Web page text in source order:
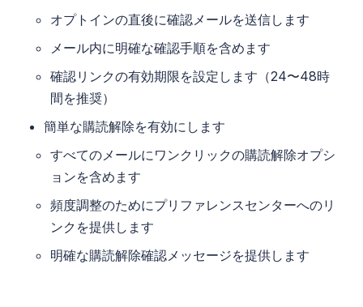
オプトインの直後に確認メールを送信します
メール内に明確な確認手順を含めます
確認リンクの有効期限を設定します（24〜48時
間を推奨）
簡単な購読解除を有効にします
すべてのメールにワンクリックの購読解除オプシ
ョンを含めます
頻度調整のためにプリファレンスセンターへのリ
ンクを提供します
明確な購読解除確認メッセージを提供します